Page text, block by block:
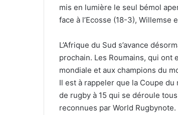
mis en lumière le seul bémol
face à l’Ecosse (18-3),
L’Afrique du Sud s’avance
prochain. Les Roumains, qui ont
mondiale et aux champions du
Il est à rappeler que la Coupe
de rugby à 15 qui se déroule
reconnues par World